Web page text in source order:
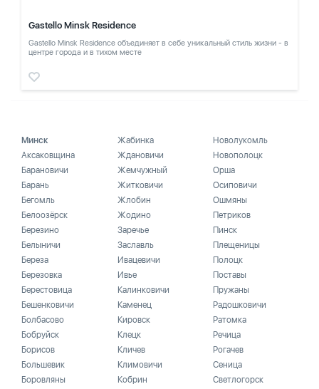
Gastello Minsk Residence
Gastello Minsk Residence объединяет в себе уникальный стиль жизни - в
центре города и в тихом месте
Минск
Аксаковщина
Барановичи
Барань
Бегомль
Белоозёрск
Березино
Белыничи
Береза
Березовка
Берестовица
Бешенковичи
Болбасово
Бобруйск
Борисов
Большевик
Боровляны
Жабинка
Ждановичи
Жемчужный
Житковичи
Жлобин
Жодино
Заречье
Заславль
Ивацевичи
Ивье
Калинковичи
Каменец
Кировск
Клецк
Кличев
Климовичи
Кобрин
Новолукомль
Новополоцк
Орша
Осиповичи
Ошмяны
Петриков
Пинск
Плещеницы
Полоцк
Поставы
Пружаны
Радошковичи
Ратомка
Речица
Рогачев
Сеница
Светлогорск